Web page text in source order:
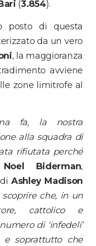
(3.854).
posto di questa
da un vero
, la maggioranza
avviene
zone limitrofe al
fa, la nostra
alla squadra di
rifiutata perché
Noel Biderman,
di Ashley Madison
che, in un
cattolico e
di ‘infedeli’
soprattutto che